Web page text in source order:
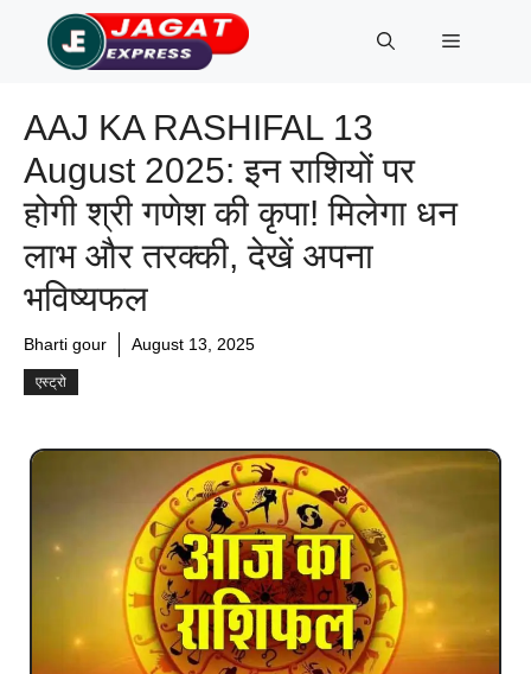
content
Menu
AAJ KA RASHIFAL 13
August 2025: इन राशियों पर
होगी श्री गणेश की कृपा! मिलेगा धन
लाभ और तरक्की, देखें अपना
भविष्यफल
Bharti gour August 13, 2025
एस्ट्रो